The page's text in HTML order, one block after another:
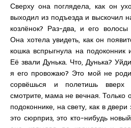
Сверху она поглядела, как он
выходил из подъезда и выскочил
козлёнок? Раз-два, и его
Она хотела увидеть, как он
кошка вспрыгнула на подоконник
Её звали Дунька. Что, Дунька?
я его провожаю? Это мой не
сорвёшься и полетишь
смотрите, мама не вечная. Только
подоконнике, на свету, как в
это сюрприз, это кто-нибудь